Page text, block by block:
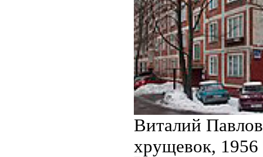
Виталий
хрущевок, 1956